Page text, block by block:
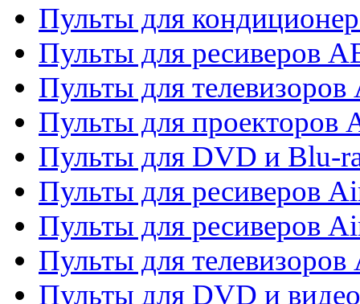
Пульты для
Пульты для ресиверов
Пульты для телевизоров
Пульты для проекторов
Пульты для DVD и Blu-
Пульты для ресиверов
Пульты для ресиверов
Пульты для телевизоров
Пульты для DVD и